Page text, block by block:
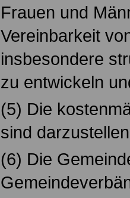
Frauen und
Vereinbarkeit
insbesondere
zu entwickeln
(5) Die
sind
(6) Die